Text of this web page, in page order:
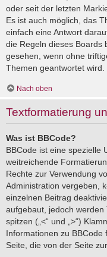
oder seit der letzten
Es ist auch möglich, das
einfach eine Antwort
die Regeln dieses Boards
gesehen, wenn ohne
Themen geantwortet wird.
Nach oben
Textformatierung
Was ist BBCode?
BBCode ist eine spezielle
weitreichende
Rechte zur Verwendung
Administration vergeben,
einzelnen Beitrag
aufgebaut, jedoch werden
spitzen („<“ und „>“)
Informationen zu BBCode
Seite, die von der Seite